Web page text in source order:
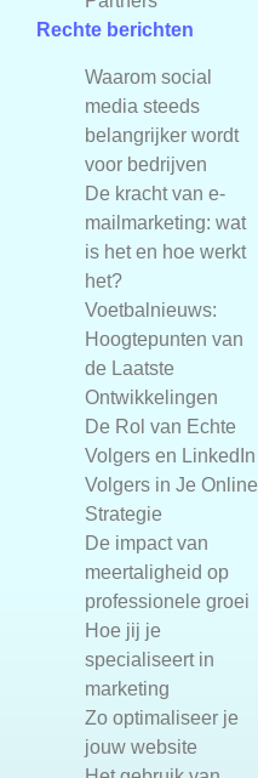
Rechte berichten
Waarom social
media steeds
belangrijker wordt
voor bedrijven
De kracht van e-
mailmarketing: wat
is het en hoe werkt
het?
Voetbalnieuws:
Hoogtepunten van
de Laatste
Ontwikkelingen
De Rol van Echte
Volgers en LinkedIn
Volgers in Je Online
Strategie
De impact van
meertaligheid op
professionele groei
Hoe jij je
specialiseert in
marketing
Zo optimaliseer je
jouw website